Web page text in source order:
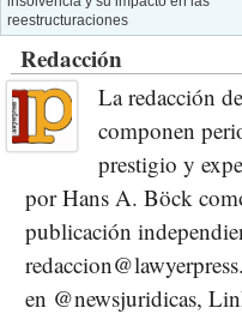
reestructuraciones
Redacción
La redacción
componen
prestigio y
por Hans A. Böck
publicación
en @newsjuridicas,